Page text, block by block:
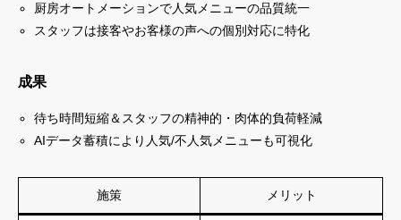
厨房オートメーションで人気メニューの品質統一
スタッフは接客やお客様の声への個別対応に特化
成果
待ち時間短縮＆スタッフの精神的・肉体的負荷軽減
AIデータ蓄積により人気/不人気メニューも可視化
施策 メリット